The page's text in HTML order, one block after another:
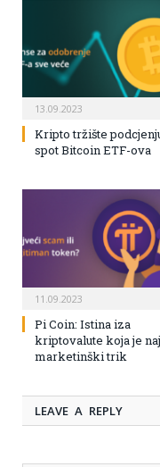
13.09.2023
Kripto tržište
spot Bitcoin ETF-ova
11.09.2023
Pi Coin: Istina iza
kriptovalute koja je
marketinški trik
LEAVE A REPLY